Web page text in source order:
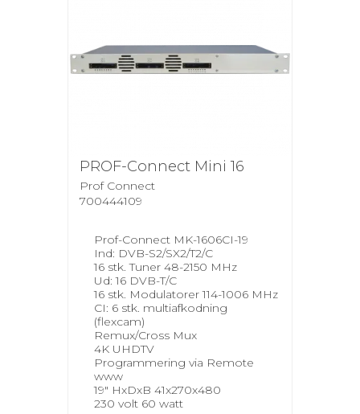
PROF-Connect Mini 16
Prof Connect
700444109
Prof-Connect MK-1606CI-19
Ind: DVB-S2/SX2/T2/C
16 stk. Tuner 48-2150 MHz
Ud: 16 DVB-T/C
16 stk. Modulatorer 114-1006 MHz
CI: 6 stk. multiafkodning
(flexcam)
Remux/Cross Mux
4K UHDTV
Programmering via Remote
www
19" HxDxB 41x270x480
230 volt 60 watt